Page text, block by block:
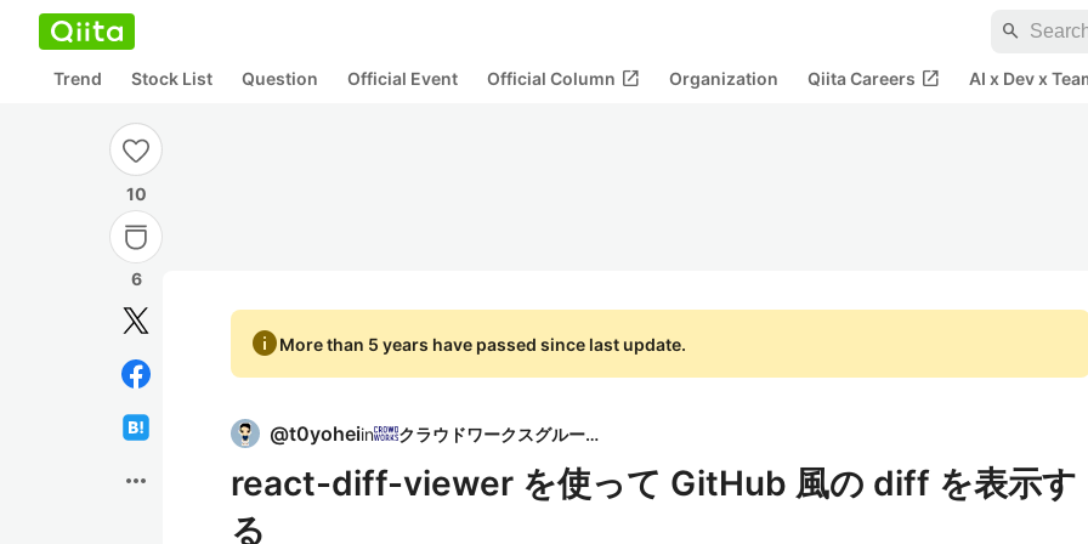
search
Trend Stock List Question Official Event Official Column open_in_new Organization Qiita Careers open_in_new AI x Dev x
10
6
more_horiz
infoMore than 5 years have passed since last update.
@t0yoheiin クラウドワークスグループ
react-diff-viewer を使って GitHub 風の diff を表示す
る